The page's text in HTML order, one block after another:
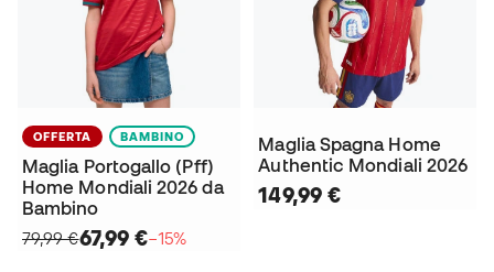
OFFERTA BAMBINO
Maglia Portogallo (Pff)
Home Mondiali 2026 da
Bambino
79,99 €67,99 €−15%
Maglia Spagna Home
Authentic Mondiali 2026
149,99 €